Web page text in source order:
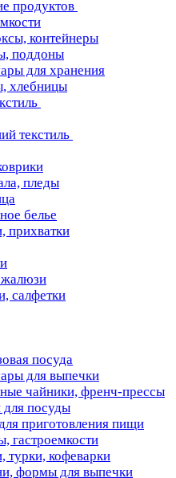
продуктов
контейнеры
поддоны
для хранения
хлебницы
текстиль
пледы
белье
прихватки
салфетки
посуда
для выпечки
чайники, френч-прессы
посуды
приготовления пищи
гастроемкости
турки, кофеварки
формы для выпечки